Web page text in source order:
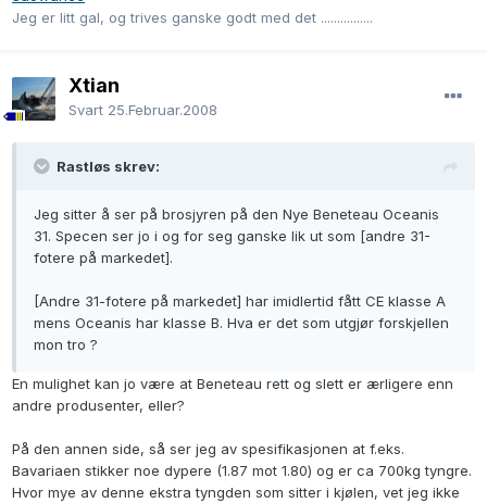
Jeg er litt gal, og trives ganske godt med det ................
Xtian
Svart 25.Februar.2008
Rastløs skrev:
Jeg sitter å ser på brosjyren på den Nye Beneteau Oceanis
31. Specen ser jo i og for seg ganske lik ut som [andre 31-
fotere på markedet].
[Andre 31-fotere på markedet] har imidlertid fått CE klasse A
mens Oceanis har klasse B. Hva er det som utgjør forskjellen
mon tro ?
En mulighet kan jo være at Beneteau rett og slett er ærligere enn
andre produsenter, eller?
På den annen side, så ser jeg av spesifikasjonen at f.eks.
Bavariaen stikker noe dypere (1.87 mot 1.80) og er ca 700kg tyngre.
Hvor mye av denne ekstra tyngden som sitter i kjølen, vet jeg ikke